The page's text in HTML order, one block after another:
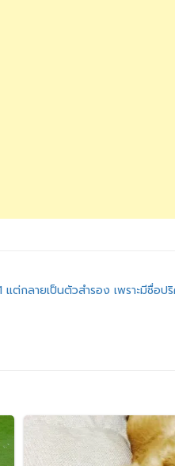
แต่กลายเป็นตัวสำรอง เพราะมีชื่อป